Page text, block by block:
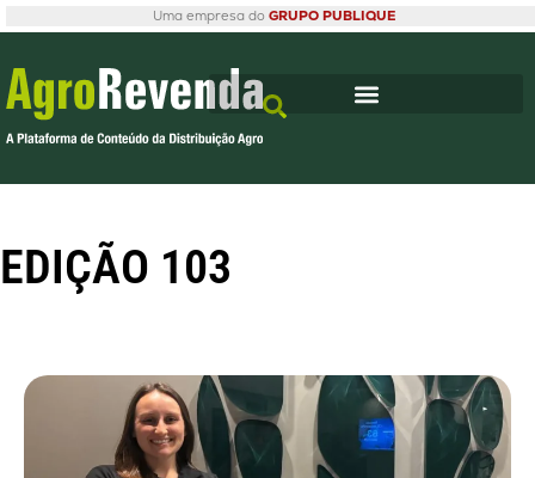
Uma empresa do GRUPO PUBLIQUE
EDIÇÃO 103